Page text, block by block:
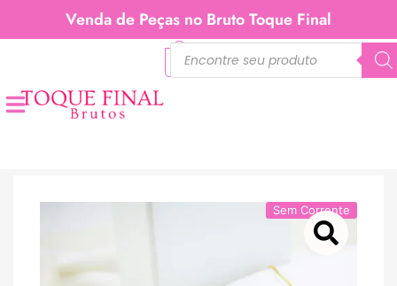
Venda de Peças no Bruto Toque Final
Sem Corrente